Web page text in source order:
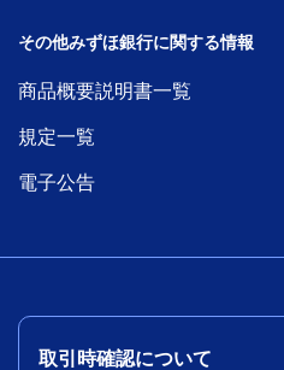
その他みずほ銀行に関する情報
商品概要説明書一覧
規定一覧
電子公告
取引時確認について